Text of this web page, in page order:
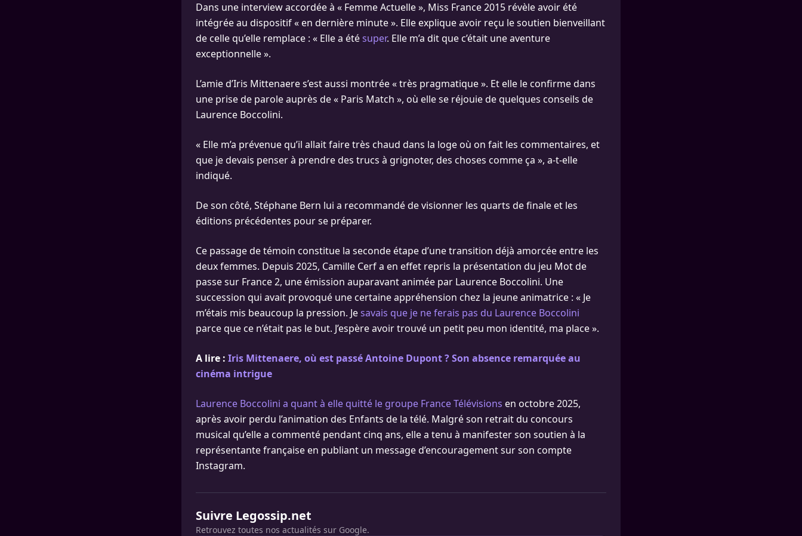
Dans une interview accordée à « Femme Actuelle », Miss France 2015 révèle avoir été
intégrée au dispositif « en dernière minute ». Elle explique avoir reçu le soutien bienveillant
de celle qu’elle remplace : « Elle a étésuper. Elle m’a dit que c’était une aventure
exceptionnelle ».
L’amie d’Iris Mittenaere s’est aussi montrée « très pragmatique ». Et elle le confirme dans
une prise de parole auprès de « Paris Match », où elle se réjouie de quelques conseils de
Laurence Boccolini.
« Elle m’a prévenue qu’il allait faire très chaud dans la loge où on fait les commentaires, et
que je devais penser à prendre des trucs à grignoter, des choses comme ça », a-t-elle
indiqué.
De son côté, Stéphane Bern lui a recommandé de visionner les quarts de finale et les
éditions précédentes pour se préparer.
Ce passage de témoin constitue la seconde étape d’une transition déjà amorcée entre les
deux femmes. Depuis 2025, Camille Cerf a en effet repris la présentation du jeu Mot de
passe sur France 2, une émission auparavant animée par Laurence Boccolini. Une
succession qui avait provoqué une certaine appréhension chez la jeune animatrice : « Je
m’étais mis beaucoup la pression. Jesavais que je ne ferais pas du Laurence Boccolini
parce que ce n’était pas le but. J’espère avoir trouvé un petit peu mon identité, ma place ».
A lire : Iris Mittenaere, où est passé Antoine Dupont ? Son absence remarquée au
cinéma intrigue
Laurence Boccolini a quant à elle quitté le groupe France Télévisions en octobre 2025,
après avoir perdu l’animation des Enfants de la télé. Malgré son retrait du concours
musical qu’elle a commenté pendant cinq ans, elle a tenu à manifester son soutien à la
représentante française en publiant un message d’encouragement sur son compte
Instagram.
Suivre Legossip.net
Retrouvez toutes nos actualités sur Google.